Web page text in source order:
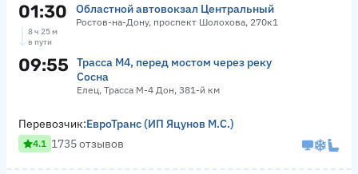
01:30 Областной автовокзал Центральный
Ростов-на-Дону, проспект Шолохова, 270к1
8 ч 25 м
в пути
09:55
Трасса М4, перед мостом через реку
Сосна
Елец, Трасса М-4 Дон, 381-й км
Перевозчик:ЕвроТранс (ИП Яцунов М.С.)
4.1 1735 отзывов